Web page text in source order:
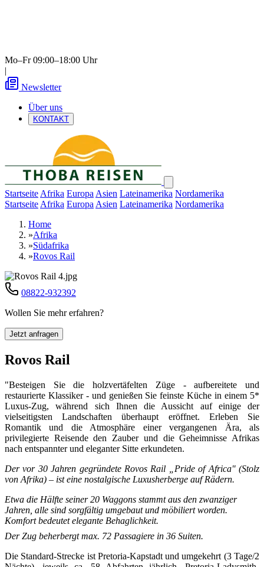
Mo–Fr 09:00–18:00 Uhr
|
Newsletter
Über uns
KONTAKT
Startseite Afrika Europa Asien Lateinamerika Nordamerika
Startseite Afrika Europa Asien Lateinamerika Nordamerika
Home
»Afrika
»Südafrika
»Rovos Rail
08822-932392
Wollen Sie mehr erfahren?
Jetzt anfragen
Rovos Rail
"Besteigen Sie die holzvertäfelten Züge - aufbereitete und
restaurierte Klassiker - und genießen Sie feinste Küche in einem 5*
Luxus-Zug, während sich Ihnen die Aussicht auf einige der
vielseitigsten Landschaften überhaupt eröffnet. Erleben Sie
Romantik und die Atmosphäre einer vergangenen Ära, als
privilegierte Reisende den Zauber und die Geheimnisse Afrikas
nach entspannter und eleganter Sitte erkundeten.
Der vor 30 Jahren gegründete Rovos Rail „Pride of Africa" (Stolz
von Afrika) – ist eine nostalgische Luxusherberge auf Rädern.
Etwa die Hälfte seiner 20 Waggons stammt aus den zwanziger
Jahren, alle sind sorgfältig umgebaut und möbiliert worden.
Komfort bedeutet elegante Behaglichkeit.
Der Zug beherbergt max. 72 Passagiere in 36 Suiten.
Die Standard-Strecke ist Pretoria-Kapstadt und umgekehrt (3 Tage/2